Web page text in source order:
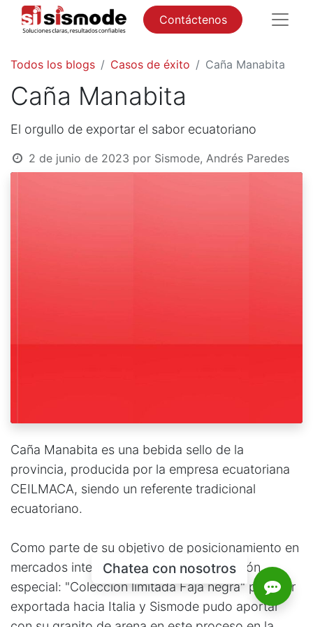
Contáctenos
Todos los blogs Casos de éxito Caña Manabita
Caña Manabita
El orgullo de exportar el sabor ecuatoriano
2 de junio de 2023 por Sismode, Andrés Paredes
Caña Manabita es una bebida sello de la
provincia, producida por la empresa ecuatoriana
CEILMACA, siendo un referente tradicional
ecuatoriano.
Como parte de su objetivo de posicionamiento en
mercados internacionales, creo una edición
especial: "Colección limitada Faja negra" para ser
exportada hacia Italia y Sismode pudo aportar
Chatea con nosotros